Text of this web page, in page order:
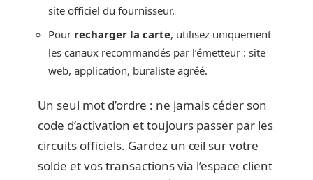
site officiel du fournisseur.
Pour recharger la carte, utilisez uniquement
les canaux recommandés par l’émetteur : site
web, application, buraliste agréé.
Un seul mot d’ordre : ne jamais céder son
code d’activation et toujours passer par les
circuits officiels. Gardez un œil sur votre
solde et vos transactions via l’espace client